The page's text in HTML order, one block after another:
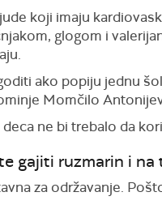
koji imaju
glogom i
ako popiju jednu
Momčilo
ne bi trebalo da
gajiti ruzmarin i na
za održavanje.